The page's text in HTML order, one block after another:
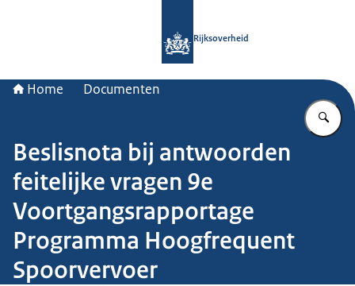
Rijksoverheid
Home Documenten
Beslisnota bij antwoorden
feitelijke vragen 9e
Voortgangsrapportage
Programma Hoogfrequent
Spoorvervoer